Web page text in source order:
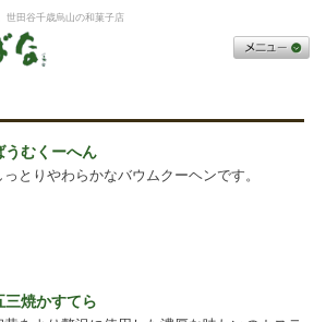
世田谷千歳烏山の和菓子店
うむくーへん
っとりやわらかなバウムクーヘンです。
三焼かすてら